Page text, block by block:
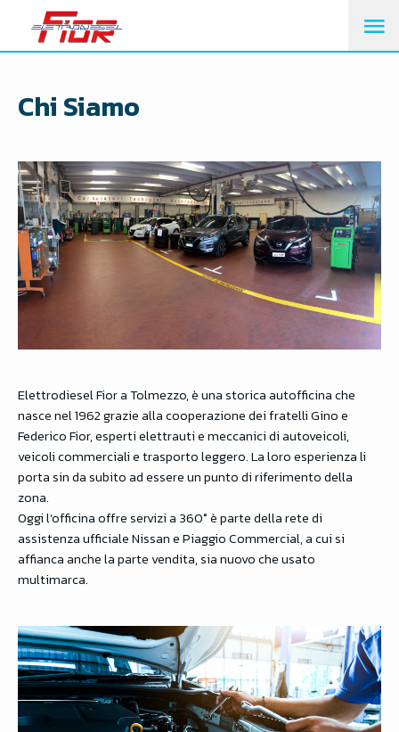
Chi Siamo
Elettrodiesel Fior a Tolmezzo, è una storica autofficina che
nasce nel 1962 grazie alla cooperazione dei fratelli Gino e
Federico Fior, esperti elettrauti e meccanici di autoveicoli,
veicoli commerciali e trasporto leggero. La loro esperienza li
porta sin da subito ad essere un punto di riferimento della
zona.
Oggi l’officina offre servizi a 360° è parte della rete di
assistenza ufficiale Nissan e Piaggio Commercial, a cui si
affianca anche la parte vendita, sia nuovo che usato
multimarca.